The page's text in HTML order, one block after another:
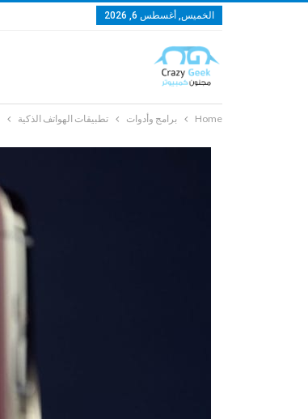
الخميس, أغسطس 6, 2026
Home برامج وأدوات تطبيقات الهواتف الذكية